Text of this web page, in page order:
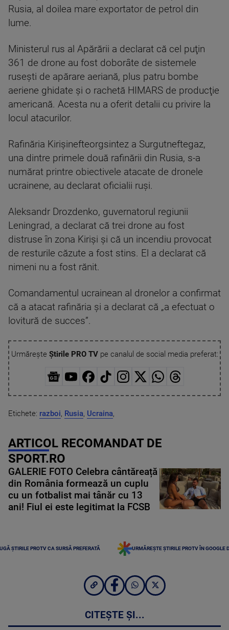
Rusia, al doilea mare exportator de petrol din
lume.
Ministerul rus al Apărării a declarat că cel puţin
361 de drone au fost doborâte de sistemele
ruseşti de apărare aeriană, plus patru bombe
aeriene ghidate şi o rachetă HIMARS de producţie
americană. Acesta nu a oferit detalii cu privire la
locul atacurilor.
Rafinăria Kirişinefteorgsintez a Surgutneftegaz,
una dintre primele două rafinării din Rusia, s-a
numărat printre obiectivele atacate de dronele
ucrainene, au declarat oficialii ruşi.
Aleksandr Drozdenko, guvernatorul regiunii
Leningrad, a declarat că trei drone au fost
distruse în zona Kirişi şi că un incendiu provocat
de resturile căzute a fost stins. El a declarat că
nimeni nu a fost rănit.
Comandamentul ucrainean al dronelor a confirmat
că a atacat rafinăria şi a declarat că „a efectuat o
lovitură de succes”.
Urmărește Știrile PRO TVpe canalul de social media preferat:
Etichete: razboi, Rusia, Ucraina,
ARTICOL RECOMANDAT DE
SPORT.RO
GALERIE FOTO Celebra cântăreață
din România formează un cuplu
cu un fotbalist mai tânăr cu 13
ani! Fiul ei este legitimat la FCSB
ȘTIRILE PROTV CA SURSĂ PREFERATĂ URMĂREȘTE ȘTIRILE PROTV ÎN GOOGLE
CITEȘTE ȘI...